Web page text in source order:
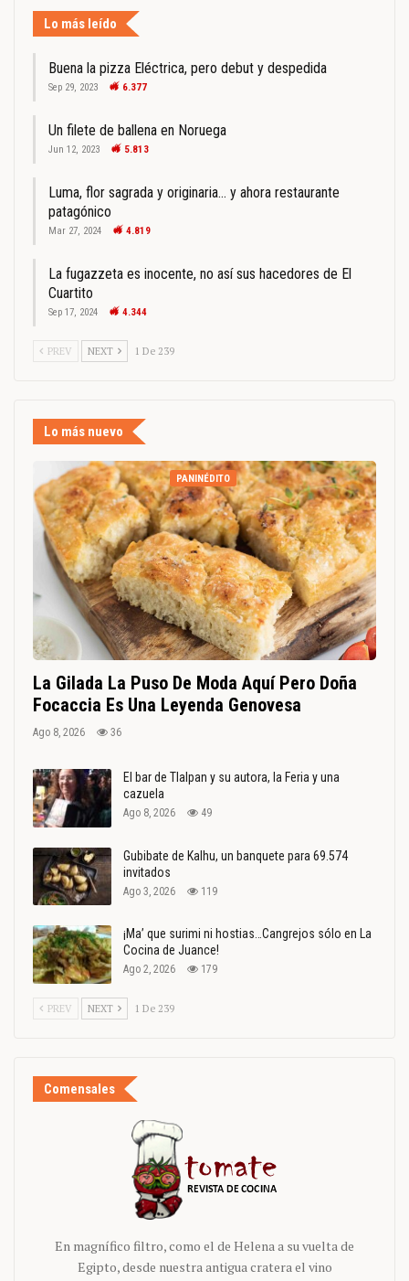
Lo más leído
Buena la pizza Eléctrica, pero debut y despedida
Sep 29, 2023 6.377
Un filete de ballena en Noruega
Jun 12, 2023 5.813
Luma, flor sagrada y originaria… y ahora restaurante
patagónico
Mar 27, 2024 4.819
La fugazzeta es inocente, no así sus hacedores de El
Cuartito
Sep 17, 2024 4.344
PREV NEXT 1 De 239
Lo más nuevo
PANINÉDITO
La Gilada La Puso De Moda Aquí Pero Doña
Focaccia Es Una Leyenda Genovesa
Ago 8, 2026 36
El bar de Tlalpan y su autora, la Feria y una
cazuela
Ago 8, 2026 49
Gubibate de Kalhu, un banquete para 69.574
invitados
Ago 3, 2026 119
¡Ma’ que surimi ni hostias…Cangrejos sólo en La
Cocina de Juance!
Ago 2, 2026 179
PREV NEXT 1 De 239
Comensales
En magnífico filtro, como el de Helena a su vuelta de
Egipto, desde nuestra antigua cratera el vino